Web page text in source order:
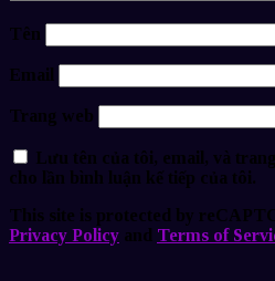
Tên
Email
Trang web
Lưu tên của tôi, email, và
cho lần bình luận kế tiếp của tôi.
This site is protected by
Privacy Policy and Terms of